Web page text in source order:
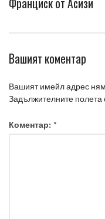
Вашият коментар
Вашият имейл адрес
Задължителните полета
Коментар: *